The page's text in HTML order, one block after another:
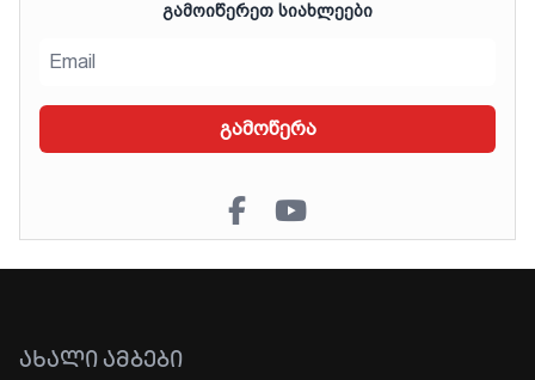
ᲒᲐᲛᲝᲘᲬᲔᲠᲔᲗ ᲡᲘᲐᲮᲚᲔᲔᲑᲘ
გამოწერა
ᲐᲮᲐᲚᲘ ᲐᲛᲑᲔᲑᲘ